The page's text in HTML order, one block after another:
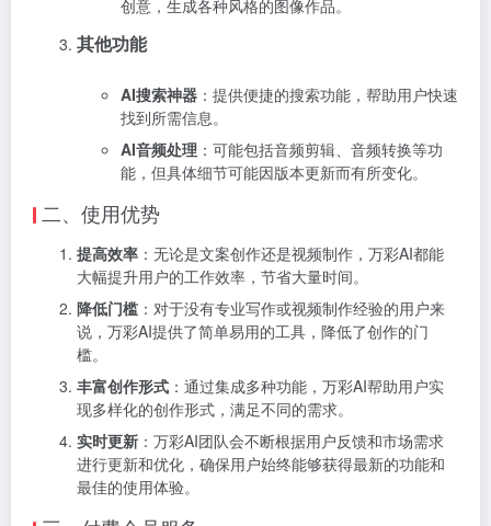
创意，生成各种风格的图像作品。
其他功能
AI搜索神器 ：提供便捷的搜索功能，帮助用户快速
找到所需信息。
AI音频处理 ：可能包括音频剪辑、音频转换等功
能，但具体细节可能因版本更新而有所变化。
二、使用优势
提高效率 ：无论是文案创作还是视频制作，万彩AI都能
大幅提升用户的工作效率，节省大量时间。
降低门槛 ：对于没有专业写作或视频制作经验的用户来
说，万彩AI提供了简单易用的工具，降低了创作的门
槛。
丰富创作形式 ：通过集成多种功能，万彩AI帮助用户实
现多样化的创作形式，满足不同的需求。
实时更新 ：万彩AI团队会不断根据用户反馈和市场需求
进行更新和优化，确保用户始终能够获得最新的功能和
最佳的使用体验。